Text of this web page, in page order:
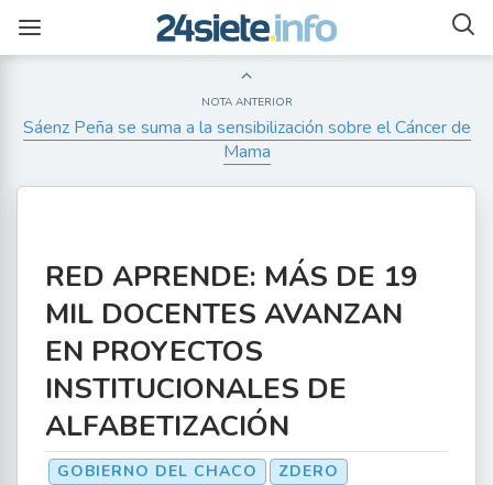
NOTA ANTERIOR
Sáenz Peña se suma a la sensibilización sobre el Cáncer de
Mama
RED APRENDE: MÁS DE 19
MIL DOCENTES AVANZAN
EN PROYECTOS
INSTITUCIONALES DE
ALFABETIZACIÓN
GOBIERNO DEL CHACO
ZDERO